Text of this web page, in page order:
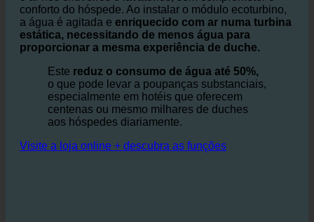
Baseia-se na ideia de otimizar a relação entre a água e
o ar nos chuveiros e lavatórios, sem comprometer o
conforto do hóspede. Ao instalar o módulo ecoturbino,
a água é agitada eenriquecido com ar numa turbina
estática, necessitando de menos água para
proporcionar a mesma experiência de duche.
Estereduz o consumo de água até 50%,
o que pode levar a poupanças substanciais,
especialmente em hotéis que oferecem
centenas ou mesmo milhares de duches
aos hóspedes diariamente.